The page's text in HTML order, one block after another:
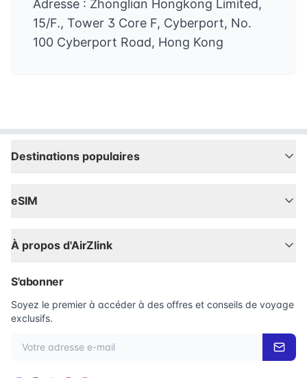
Adresse : Zhonglian Hongkong Limited,
15/F., Tower 3 Core F, Cyberport, No.
100 Cyberport Road, Hong Kong
Destinations populaires
eSIM
À propos d'AirZlink
S'abonner
Soyez le premier à accéder à des offres et conseils de voyage
exclusifs.